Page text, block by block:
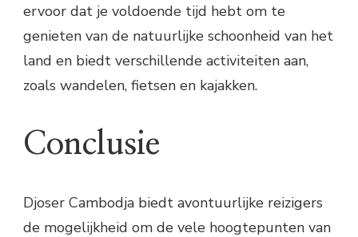
ervoor dat je voldoende tijd hebt om te
genieten van de natuurlijke schoonheid van het
land en biedt verschillende activiteiten aan,
zoals wandelen, fietsen en kajakken.
Conclusie
Djoser Cambodja biedt avontuurlijke reizigers
de mogelijkheid om de vele hoogtepunten van